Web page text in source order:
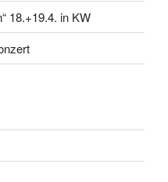
18.+19.4. in KW